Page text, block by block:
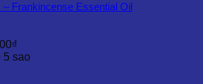
Frankincense Essential Oil
₫
giá:
5 sao